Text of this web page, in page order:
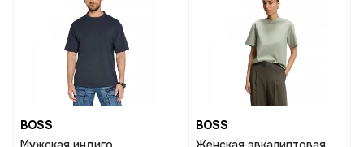
BOSS
BOSS